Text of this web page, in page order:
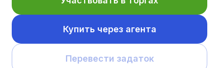
Купить через агента
Перевести задаток